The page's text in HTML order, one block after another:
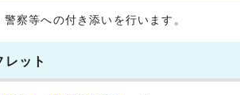
察等への付き添いを行います。
ット